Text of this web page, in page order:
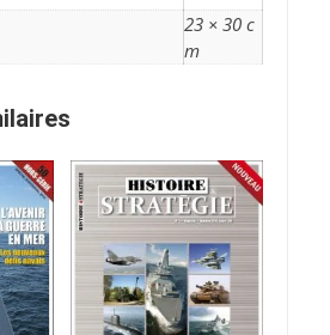
23 × 30 c
m